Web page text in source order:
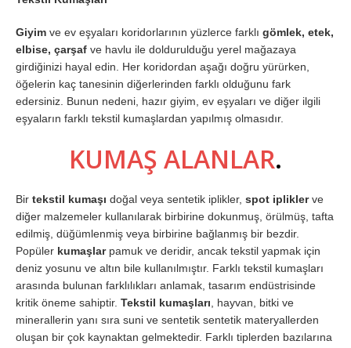
Giyim ve ev eşyaları koridorlarının yüzlerce farklı gömlek, etek,
elbise, çarşaf ve havlu ile doldurulduğu yerel mağazaya
girdiğinizi hayal edin. Her koridordan aşağı doğru yürürken,
öğelerin kaç tanesinin diğerlerinden farklı olduğunu fark
edersiniz. Bunun nedeni, hazır giyim, ev eşyaları ve diğer ilgili
eşyaların farklı tekstil kumaşlardan yapılmış olmasıdır.
KUMAŞ ALANLAR.
Bir tekstil kumaşı doğal veya sentetik iplikler, spot ipliklerve
diğer malzemeler kullanılarak birbirine dokunmuş, örülmüş, tafta
edilmiş, düğümlenmiş veya birbirine bağlanmış bir bezdir.
Popüler kumaşlarpamuk ve deridir, ancak tekstil yapmak için
deniz yosunu ve altın bile kullanılmıştır. Farklı tekstil kumaşları
arasında bulunan farklılıkları anlamak, tasarım endüstrisinde
kritik öneme sahiptir. Tekstil kumaşları , hayvan, bitki ve
minerallerin yanı sıra suni ve sentetik sentetik materyallerden
oluşan bir çok kaynaktan gelmektedir. Farklı tiplerden bazılarına